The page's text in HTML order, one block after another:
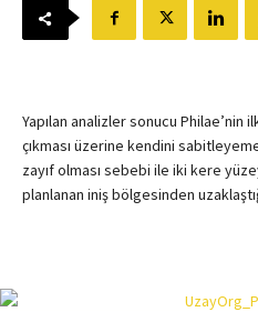
Yapılan analizler sonucu Philae’nin
çıkması üzerine kendini
zayıf olması sebebi ile iki kere
planlanan iniş bölgesinden